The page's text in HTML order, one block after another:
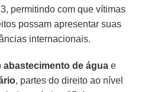
permitindo com que vítimas
possam apresentar suas
internacionais.
abastecimento de água e
, partes do direito ao nível